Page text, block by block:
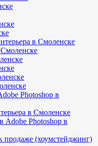
в Смоленске
Photoshop в
в Смоленске
Adobe Photoshop в
продаже (хоумстейджинг)